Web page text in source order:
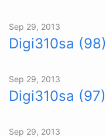
Sep 29, 2013
Digi310sa (98)
Sep 29, 2013
Digi310sa (97)
Sep 29, 2013